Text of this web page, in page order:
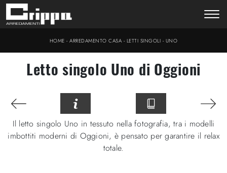
HOME -ARREDAMENTO CASA - LETTI SINGOLI - UNO
Letto singolo Uno di Oggioni
Il letto singolo Uno in tessuto nella fotografia, tra i modelli
imbottiti moderni di Oggioni, è pensato per garantire il relax
totale.